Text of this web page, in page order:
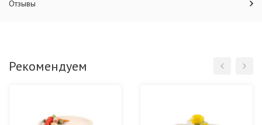
Отзывы
Рекомендуем